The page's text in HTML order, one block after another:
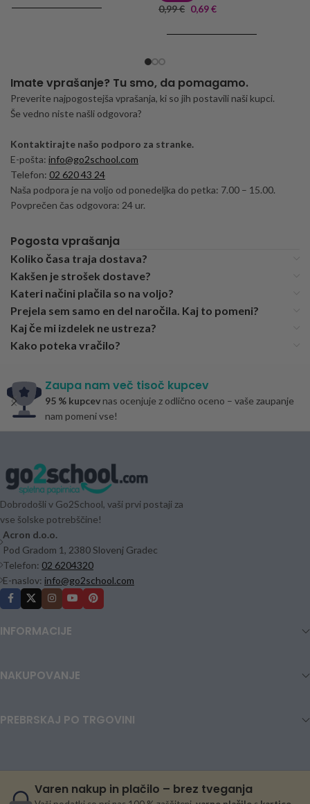
0,99€ 0,69€
Imate vprašanje? Tu smo, da pomagamo.
Preverite najpogostejša vprašanja, ki so jih postavili naši kupci.
Še vedno niste našli odgovora?
Kontaktirajte našo podporo za stranke.
E-pošta: info@go2school.com
Telefon: 02 620 43 24
Naša podpora je na voljo od ponedeljka do petka: 7.00 – 15.00.
Povprečen čas odgovora: 24 ur.
Pogosta vprašanja
Koliko časa traja dostava?
Kakšen je strošek dostave?
Kateri načini plačila so na voljo?
Prejela sem samo en del naročila. Kaj to pomeni?
Kaj če mi izdelek ne ustreza?
Kako poteka vračilo?
Zaupa nam več tisoč kupcev
95 % kupcev nas ocenjuje z odlično oceno – vaše zaupanje
nam pomeni vse!
Dobrodošli v Go2School, vaši prvi postaji za
vse šolske potrebščine!
Acron d.o.o.
Pod Gradom 1, 2380 Slovenj Gradec
Telefon: 02 6204320
E-naslov: info@go2school.com
INFORMACIJE
NAKUPOVANJE
PREBRSKAJ PO TRGOVINI
Varen nakup in plačilo – brez tveganja